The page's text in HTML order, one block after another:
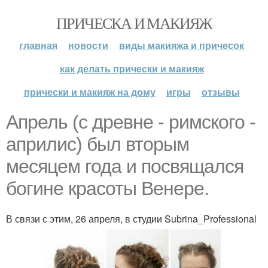
ПРИЧЕСКА И МАКИЯЖ
главная новости
виды макияжа и причесок
как делать прически и макияж
прически и макияж на дому
игры отзывы
Апрель (с древне - римского -
априлис) был вторым
месяцем года и посвящался
богине красоты Венере.
В связи с этим, 26 апреля, в студии Subrina_Professional